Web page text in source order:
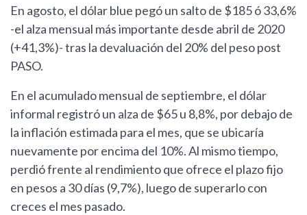
En agosto, el dólar blue pegó un salto de $185 ó 33,6%
-el alza mensual más importante desde abril de 2020
(+41,3%)- tras la devaluación del 20% del peso post
PASO.
En el acumulado mensual de septiembre, el dólar
informal registró un alza de $65 u 8,8%, por debajo de
la inflación estimada para el mes, que se ubicaría
nuevamente por encima del 10%. Al mismo tiempo,
perdió frente al rendimiento que ofrece el plazo fijo
en pesos a 30 días (9,7%), luego de superarlo con
creces el mes pasado.